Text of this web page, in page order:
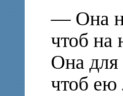
— Она
чтоб на
Она для
чтоб ею